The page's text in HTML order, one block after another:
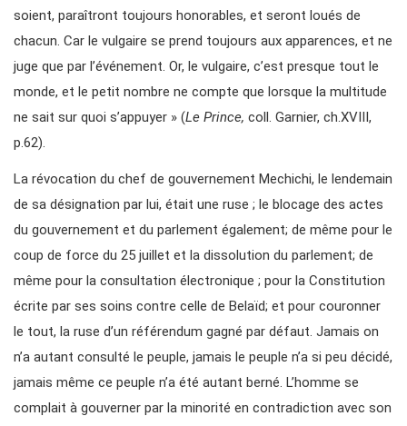
soient, paraîtront toujours honorables, et seront loués de
chacun. Car le vulgaire se prend toujours aux apparences, et ne
juge que par l’événement. Or, le vulgaire, c’est presque tout le
monde, et le petit nombre ne compte que lorsque la multitude
ne sait sur quoi s’appuyer » (Le Prince, coll. Garnier, ch.XVIII,
p.62).
La révocation du chef de gouvernement Mechichi, le lendemain
de sa désignation par lui, était une ruse ; le blocage des actes
du gouvernement et du parlement également; de même pour le
coup de force du 25 juillet et la dissolution du parlement; de
même pour la consultation électronique ; pour la Constitution
écrite par ses soins contre celle de Belaïd; et pour couronner
le tout, la ruse d’un référendum gagné par défaut. Jamais on
n’a autant consulté le peuple, jamais le peuple n’a si peu décidé,
jamais même ce peuple n’a été autant berné. L’homme se
complait à gouverner par la minorité en contradiction avec son